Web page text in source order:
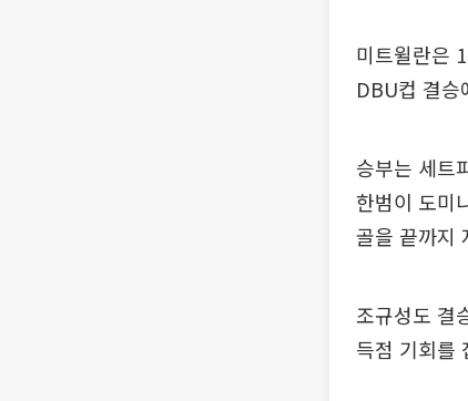
미트윌란은
DBU컵 결승
승부는 세트
한범이 도미
골을 끝까지
조규성도 결
득점 기회를